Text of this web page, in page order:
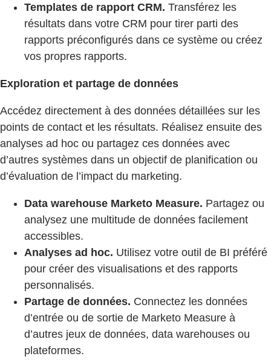
Templates de rapport CRM. Transférez les
résultats dans votre CRM pour tirer parti des
rapports préconfigurés dans ce système ou créez
vos propres rapports.
Exploration et partage de données
Accédez directement à des données détaillées sur les
points de contact et les résultats. Réalisez ensuite des
analyses ad hoc ou partagez ces données avec
d’autres systèmes dans un objectif de planification ou
d’évaluation de l’impact du marketing.
Data warehouse Marketo Measure. Partagez ou
analysez une multitude de données facilement
accessibles.
Analyses ad hoc. Utilisez votre outil de BI préféré
pour créer des visualisations et des rapports
personnalisés.
Partage de données. Connectez les données
d’entrée ou de sortie de Marketo Measure à
d’autres jeux de données, data warehouses ou
plateformes.